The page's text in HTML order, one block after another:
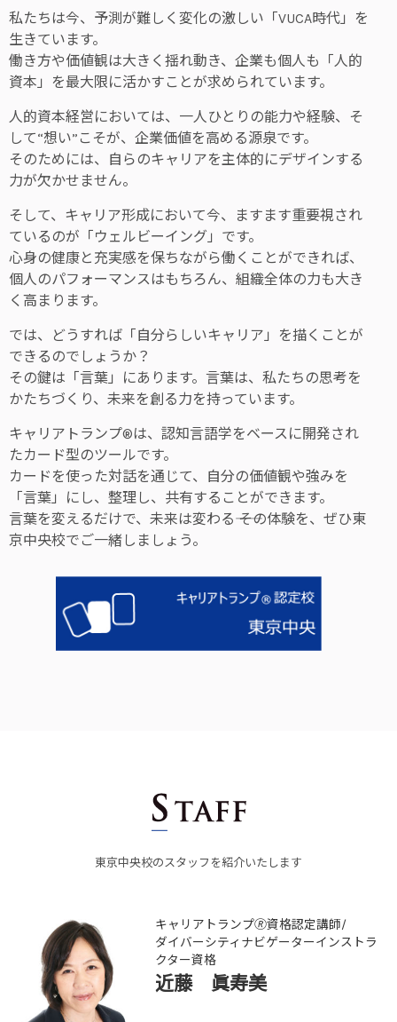
私たちは今、予測が難しく変化の激しい「VUCA時代」を
生きています。
働き方や価値観は大きく揺れ動き、企業も個人も「人的
資本」を最大限に活かすことが求められています。
人的資本経営においては、一人ひとりの能力や経験、そ
して“想い”こそが、企業価値を高める源泉です。
そのためには、自らのキャリアを主体的にデザインする
力が欠かせません。
そして、キャリア形成において今、ますます重要視され
ているのが「ウェルビーイング」です。
心身の健康と充実感を保ちながら働くことができれば、
個人のパフォーマンスはもちろん、組織全体の力も大き
く高まります。
では、どうすれば「自分らしいキャリア」を描くことが
できるのでしょうか？
その鍵は「言葉」にあります。言葉は、私たちの思考を
かたちづくり、未来を創る力を持っています。
キャリアトランプ®は、認知言語学をベースに開発され
たカード型のツールです。
カードを使った対話を通じて、自分の価値観や強みを
「言葉」にし、整理し、共有することができます。
言葉を変えるだけで、未来は変わる―― その体験を、ぜひ東
京中央校でご一緒しましょう。
東京中央校のスタッフを紹介いたします
キャリアトランプ🄬資格認定講師/
ダイバーシティナビゲーターインストラ
クター資格
近藤 眞寿美